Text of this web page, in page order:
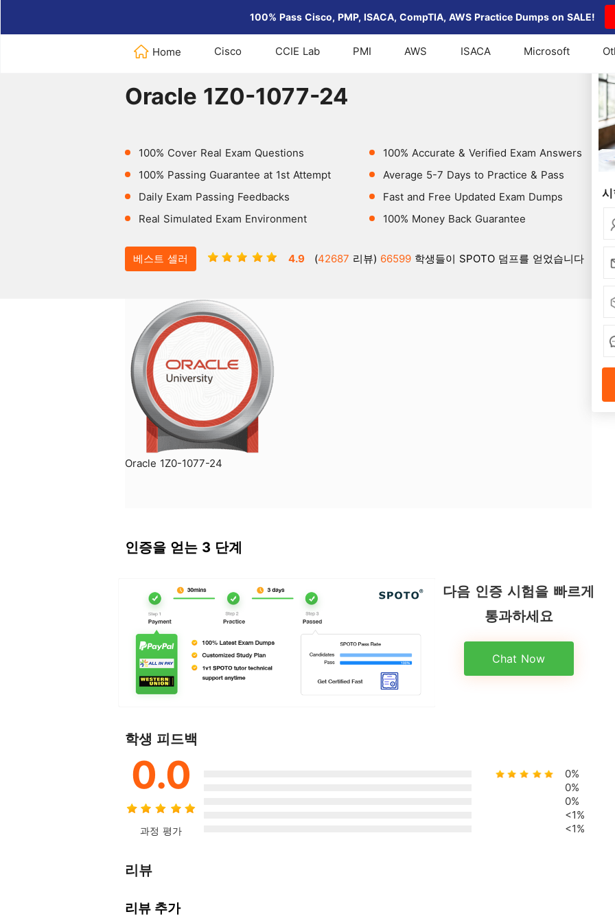
100% Pass Cisco, PMP, ISACA, CompTIA, AWS Practice Dumps on SALE!
Home Cisco CCIE Lab PMI AWS ISACA Microsoft
Home > Oracle > Oracle 1Z0-1077-24
Oracle 1Z0-1077-24
100% Cover Real Exam Questions
100% Passing Guarantee at 1st Attempt
Daily Exam Passing Feedbacks
Real Simulated Exam Environment
100% Accurate & Verified Exam Answers
Average 5-7 Days to Practice & Pass
Fast and Free Updated Exam Dumps
100% Money Back Guarantee
베스트 셀러 4.9 (42687 리뷰) 66599 학생들이 SPOTO 덤프를 얻었습니다
Oracle 1Z0-1077-24
인증을 얻는 3 단계
다음 인증 시험을 빠르게
통과하세요
Chat Now
학생 피드백
0.0
과정 평가
0%
0%
0%
<1%
<1%
리뷰
리뷰 추가